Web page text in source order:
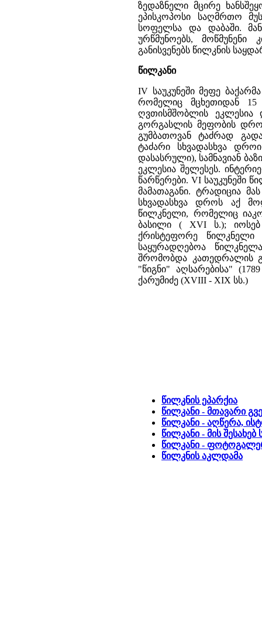
ზედაზნელი მცირე
ეპისკოპოსი საღმრთო
სოფელსა და დაბაში.
ურწმუნოებს,
განისვენებს წილკნის
წილკანი
IV საუკუნეში მეფე
რომელიც მცხეთიდან
ღვთისმშობლის ეკლესია
გორგასლის მეფობის
გუმბათოვან ტაძრად
ტაძარი სხვადასხვა
დასასრული), სამნავიან
ეკლესია შელესეს.
წარწერები. VI საუკუნეში
მამათაგანი. ტრადიცია
სხვადასხვა დროს აქ
წილკნელი, რომელიც
ბასილი ( XVI ს.); იოსებ
ქრისტეფორე
საყურადღებოა
შრომობდა კათედრალის
"წიგნი" აღსარებისა"
ქარუმიძე (XVIII - XIX სს.)
წილკნის ეპარქია
წილკანი - მთავარი
წილკანი - აღწერა,
წილკანი - მის
წილკანი -
წილკნის აკლდამა